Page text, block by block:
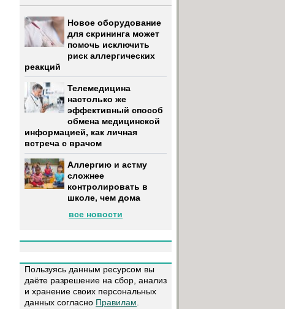
Новое оборудование
для скрининга может
помочь исключить
риск аллергических
реакций
Телемедицина
настолько же
эффективный способ
обмена медицинской
информацией, как личная
встреча с врачом
Аллергию и астму
сложнее
контролировать в
школе, чем дома
все новости
Пользуясь данным ресурсом вы
даёте разрешение на сбор, анализ
и хранение своих персональных
данных согласно Правилам